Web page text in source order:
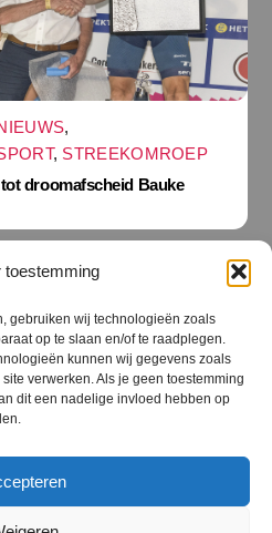
toestemming
gebruiken wij technologieën zoals
op te slaan en/of te raadplegen.
kunnen wij gegevens zoals
verwerken. Als je geen toestemming
dit een nadelige invloed hebben op
,
, STREEKOMROEP
droomafscheid Bauke
Terug
naar
boven
ANBI